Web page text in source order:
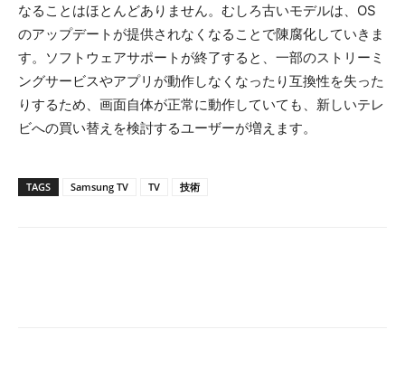
なることはほとんどありません。むしろ古いモデルは、OS
のアップデートが提供されなくなることで陳腐化していきま
す。ソフトウェアサポートが終了すると、一部のストリーミ
ングサービスやアプリが動作しなくなったり互換性を失った
りするため、画面自体が正常に動作していても、新しいテレ
ビへの買い替えを検討するユーザーが増えます。
TAGS Samsung TV TV 技術